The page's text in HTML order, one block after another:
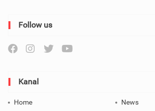
Follow us
Kanal
Home
News